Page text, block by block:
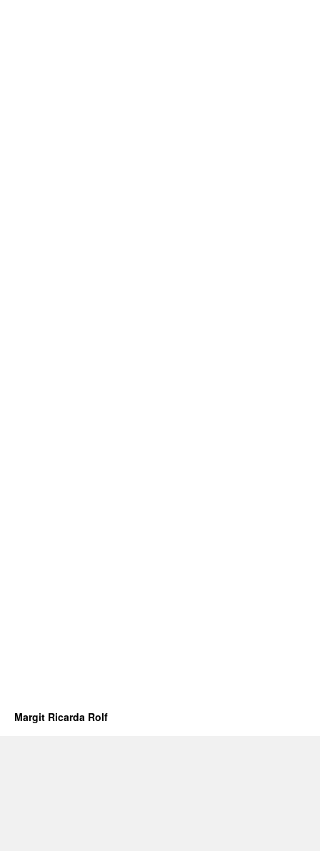
Margit Ricarda Rolf